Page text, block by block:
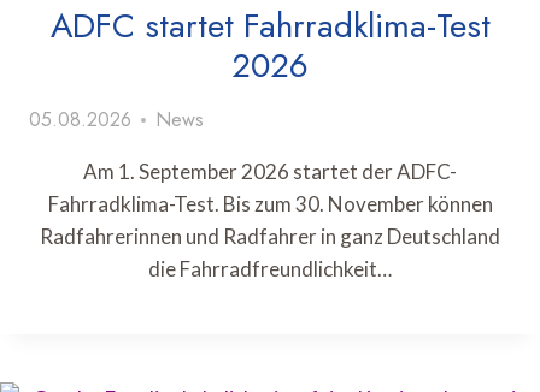
ADFC startet Fahrradklima-Test
2026
05.08.2026 News
Am 1. September 2026 startet der ADFC-
Fahrradklima-Test. Bis zum 30. November können
Radfahrerinnen und Radfahrer in ganz Deutschland
die Fahrradfreundlichkeit…